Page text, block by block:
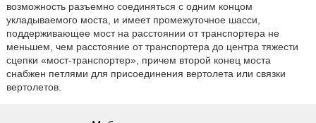
возможность разъемно соединяться с одним концом
укладываемого моста, и имеет промежуточное шасси,
поддерживающее мост на расстоянии от транспортера не
меньшем, чем расстояние от транспортера до центра тяжести
сцепки «мост-транспортер», причем второй конец моста
снабжен петлями для присоединения вертолета или связки
вертолетов.